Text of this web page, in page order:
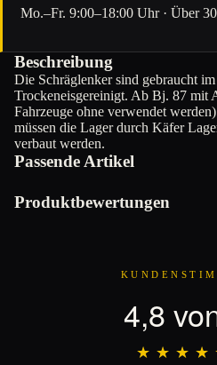
Mo.–Fr. 9:00–18:00 Uhr · Über
Beschreibung
Die Schräglenker sind gebraucht
Trockeneisgereinigt. Ab Bj. 87 mit
Fahrzeuge ohne verwendet
müssen die Lager durch Käfer
verbaut werden.
Passende Artikel
Produktbewertungen
4,8